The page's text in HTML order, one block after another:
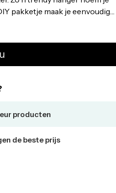
pakketje maak je eenvoudig
zit 2 rollen macramé koord, 2
van 2 plantenhangers •
en instructiekaart
producten
de beste prijs